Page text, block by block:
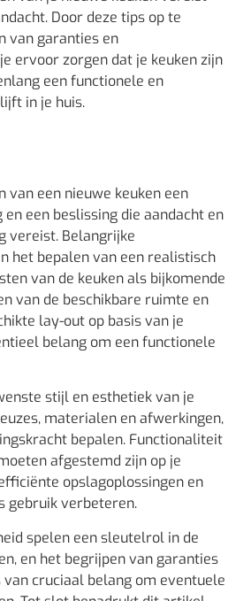
Door deze tips op te
van garanties en
ervoor zorgen dat je keuken zijn
een functionele en
in je huis.
van een nieuwe keuken een
een beslissing die aandacht en
vereist. Belangrijke
het bepalen van een realistisch
van de keuken als bijkomende
van de beschikbare ruimte en
lay-out op basis van je
belang om een functionele
stijl en esthetiek van je
materialen en afwerkingen,
bepalen. Functionaliteit
afgestemd zijn op je
opslagoplossingen en
gebruik verbeteren.
spelen een sleutelrol in de
en het begrijpen van garanties
cruciaal belang om eventuele